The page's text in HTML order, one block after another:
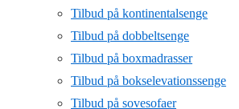
Tilbud på kontinentalsenge
Tilbud på dobbeltsenge
Tilbud på boxmadrasser
Tilbud på bokselevationssenge
Tilbud på sovesofaer